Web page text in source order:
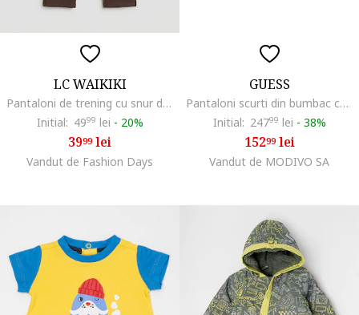
LC WAIKIKI
Pantaloni de trening cu snur de ajustare in talie, Maro pamantiu
Initial: 4999 lei - 20%
3999lei
Vandut de Fashion Days
GUESS
Pantaloni scurti din bumbac cu talie eleastica
Initial: 24799 lei - 38%
15299lei
Vandut de MODIVO SA